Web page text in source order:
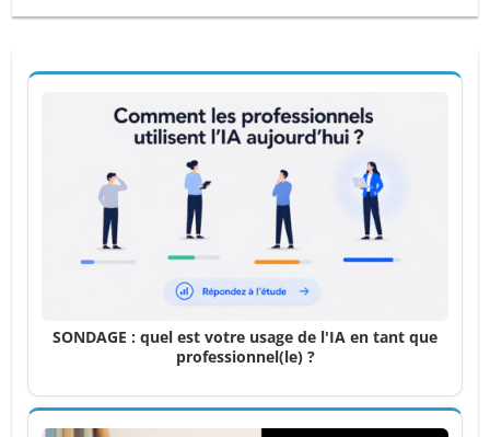
SONDAGE : quel est votre usage de l'IA en tant que
professionnel(le) ?